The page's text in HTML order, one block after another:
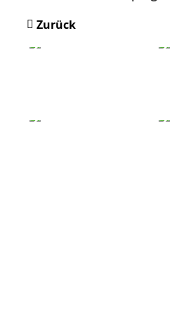
Zurück